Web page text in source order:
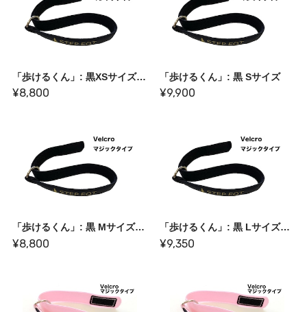
「歩けるくん」: 黒XSサイズ【旧価格】
¥8,800
「歩けるくん」: 黒 Sサイズ
¥9,900
「歩けるくん」: 黒 Mサイズ【旧価格】
¥8,800
「歩けるくん」: 黒 Lサイズ【旧価格】
¥9,350